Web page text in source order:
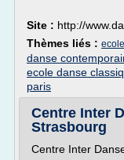
Site : http://
Thèmes liés :
danse
ecole danse
paris
Centre Inter
Strasbourg
Centre Inter